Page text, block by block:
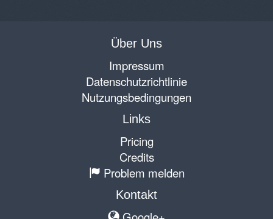
Über Uns
Impressum
Datenschutzrichtlinie
Nutzungsbedingungen
Links
Pricing
Credits
Problem melden
Kontakt